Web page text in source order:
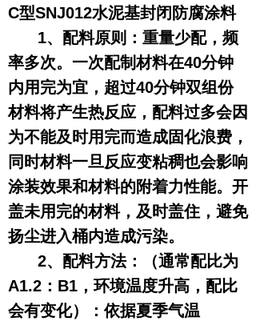
C型SNJ012水泥基封闭防腐涂料
1、配料原则：重量少配，频
率多次。一次配制材料在40分钟
内用完为宜，超过40分钟双组份
材料将产生热反应，配料过多会因
为不能及时用完而造成固化浪费，
同时材料一旦反应变粘稠也会影响
涂装效果和材料的附着力性能。开
盖未用完的材料，及时盖住，避免
扬尘进入桶内造成污染。
2、配料方法：（通常配比为
A1.2：B1，环境温度升高，配比
会有变化）：依据夏季气温